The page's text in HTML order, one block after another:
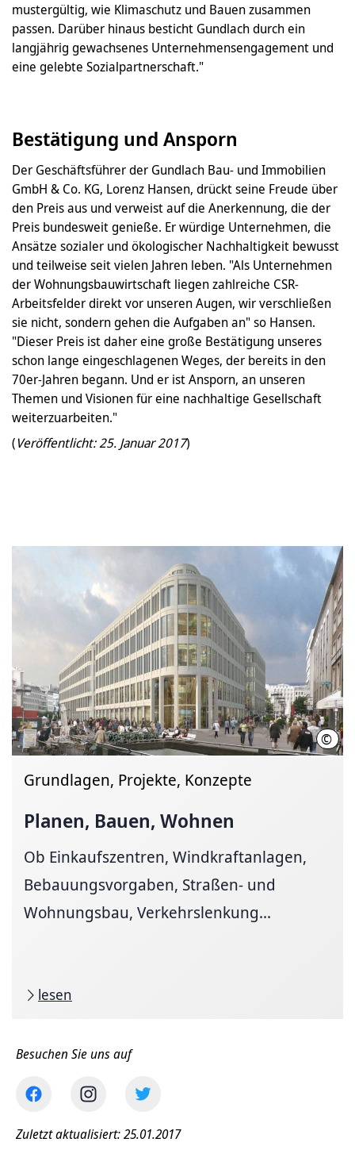
mustergültig, wie Klimaschutz und Bauen zusammen
passen. Darüber hinaus besticht Gundlach durch ein
langjährig gewachsenes Unternehmensengagement und
eine gelebte Sozialpartnerschaft."
Bestätigung und Ansporn
Der Geschäftsführer der Gundlach Bau- und Immobilien
GmbH & Co. KG, Lorenz Hansen, drückt seine Freude über
den Preis aus und verweist auf die Anerkennung, die der
Preis bundesweit genieße. Er würdige Unternehmen, die
Ansätze sozialer und ökologischer Nachhaltigkeit bewusst
und teilweise seit vielen Jahren leben. "Als Unternehmen
der Wohnungsbauwirtschaft liegen zahlreiche CSR-
Arbeitsfelder direkt vor unseren Augen, wir verschließen
sie nicht, sondern gehen die Aufgaben an" so Hansen.
"Dieser Preis ist daher eine große Bestätigung unseres
schon lange eingeschlagenen Weges, der bereits in den
70er-Jahren begann. Und er ist Ansporn, an unseren
Themen und Visionen für eine nachhaltige Gesellschaft
weiterzuarbeiten."
(Veröffentlicht: 25. Januar 2017)
©
Grundlagen, Projekte, Konzepte
Planen, Bauen, Wohnen
Ob Einkaufszentren, Windkraftanlagen,
Bebauungsvorgaben, Straßen- und
Wohnungsbau, Verkehrslenkung...
lesen
Besuchen Sie uns auf
Zuletzt aktualisiert: 25.01.2017